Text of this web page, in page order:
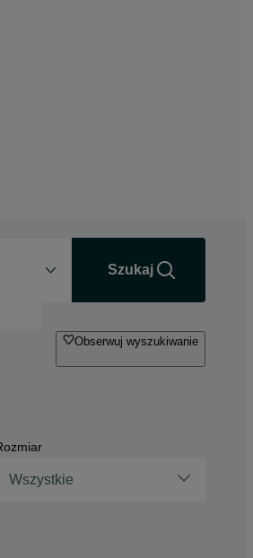
Szukaj
Obserwuj wyszukiwanie
Wszystkie